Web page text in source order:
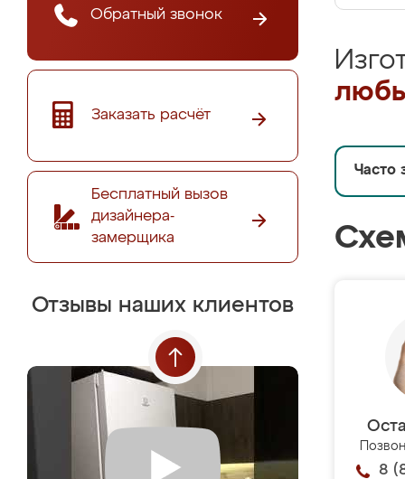
Обратный звонок
Заказать расчёт
Бесплатный вызов
дизайнера-
замерщика
Отзывы наших клиентов
Часто
8